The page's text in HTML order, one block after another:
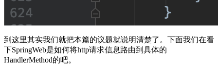
到这里其实我们就把本篇的议题就说明清楚了。下面我们在看
下SpringWeb是如何将http请求信息路由到具体的
HandlerMethod的吧。